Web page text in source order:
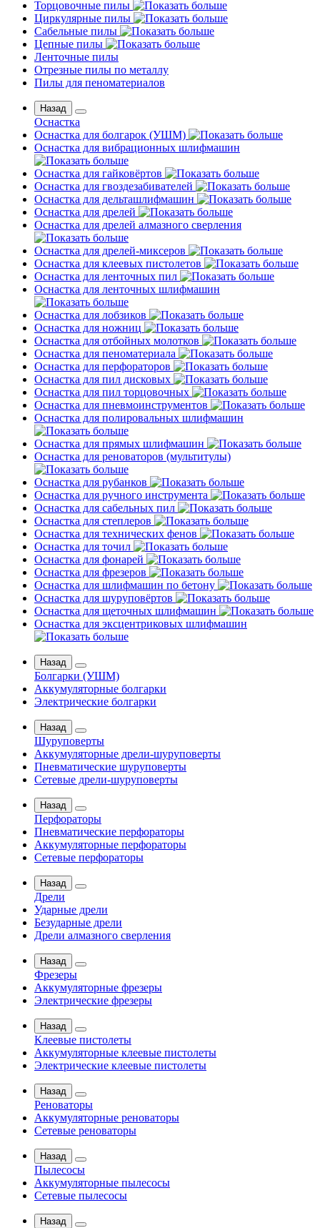
Торцовочные пилы
Циркулярные пилы
Сабельные пилы
Цепные пилы
Ленточные пилы
Отрезные пилы по металлу
Пилы для пеноматериалов
Назад
Оснастка
Оснастка для болгарок (УШМ)
Оснастка для вибрационных шлифмашин
Оснастка для гайковёртов
Оснастка для гвоздезабивателей
Оснастка для дельташлифмашин
Оснастка для дрелей
Оснастка для дрелей алмазного сверления
Оснастка для дрелей-миксеров
Оснастка для клеевых пистолетов
Оснастка для ленточных пил
Оснастка для ленточных шлифмашин
Оснастка для лобзиков
Оснастка для ножниц
Оснастка для отбойных молотков
Оснастка для пеноматериала
Оснастка для перфораторов
Оснастка для пил дисковых
Оснастка для пил торцовочных
Оснастка для пневмоинструментов
Оснастка для полировальных шлифмашин
Оснастка для прямых шлифмашин
Оснастка для реноваторов (мультитулы)
Оснастка для рубанков
Оснастка для ручного инструмента
Оснастка для сабельных пил
Оснастка для степлеров
Оснастка для технических фенов
Оснастка для точил
Оснастка для фонарей
Оснастка для фрезеров
Оснастка для шлифмашин по бетону
Оснастка для шуруповёртов
Оснастка для щеточных шлифмашин
Оснастка для эксцентриковых шлифмашин
Назад
Болгарки (УШМ)
Аккумуляторные болгарки
Электрические болгарки
Назад
Шуруповерты
Аккумуляторные дрели-шуруповерты
Пневматические шуруповерты
Сетевые дрели-шуруповерты
Назад
Перфораторы
Пневматические перфораторы
Аккумуляторные перфораторы
Сетевые перфораторы
Назад
Дрели
Ударные дрели
Безударные дрели
Дрели алмазного сверления
Назад
Фрезеры
Аккумуляторные фрезеры
Электрические фрезеры
Назад
Клеевые пистолеты
Аккумуляторные клеевые пистолеты
Электрические клеевые пистолеты
Назад
Реноваторы
Аккумуляторные реноваторы
Сетевые реноваторы
Назад
Пылесосы
Аккумуляторные пылесосы
Сетевые пылесосы
Назад